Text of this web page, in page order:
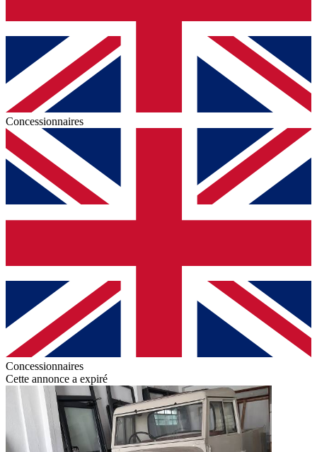
Concessionnaires
Concessionnaires
Cette annonce a expiré